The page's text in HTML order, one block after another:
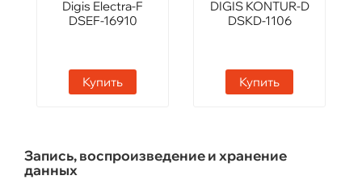
Digis Electra-F
DSEF-16910
Купить
DIGIS KONTUR-D
DSKD-1106
Купить
Запись, воспроизведение и хранение
данных